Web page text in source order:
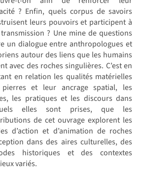
? Enfin, quels corpus de savoirs
leurs pouvoirs et participent à
? Une mine de questions
un dialogue entre anthropologues et
autour des liens que les humains
avec des roches singulières. C’est en
en relation les qualités matérielles
et leur ancrage spatial, les
les pratiques et les discours dans
elles sont prises, que les
de cet ouvrage explorent les
d’action et d’animation de roches
dans des aires culturelles, des
historiques et des contextes
variés.